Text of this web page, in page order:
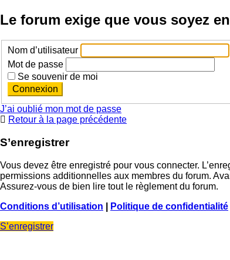
Le forum exige que vous soyez
Nom d’utilisateur
Mot de passe
Se souvenir de moi
J’ai oublié mon mot de passe
Retour à la page précédente
S’enregistrer
Vous devez être enregistré pour vous connecter.
permissions additionnelles aux membres du forum.
Assurez-vous de bien lire tout le règlement du forum.
Conditions d’utilisation
Politique de confidentialité
S’enregistrer